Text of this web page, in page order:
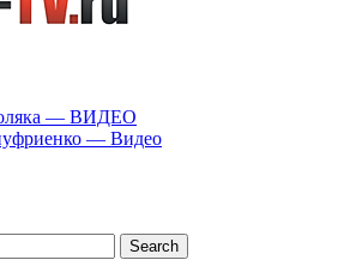
— ВИДЕО
— Видео
Search